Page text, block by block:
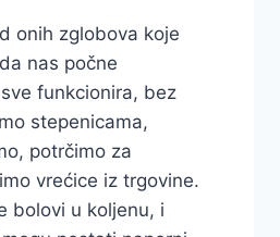
onih zglobova koje
nas počne
funkcionira, bez
stepenicama,
potrčimo za
vrećice iz trgovine.
bolovi u koljenu, i